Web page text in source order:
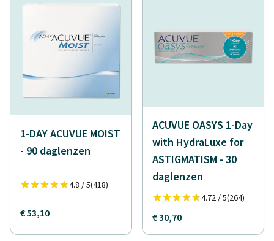
1-DAY ACUVUE MOIST
- 90 daglenzen
4.8 / 5(418)
€ 53,10
ACUVUE OASYS 1-Day
with HydraLuxe for
ASTIGMATISM - 30
daglenzen
4.72 / 5(264)
€ 30,70